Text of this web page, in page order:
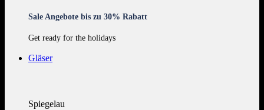
Sale Angebote bis zu 30% Rabatt
Get ready for the holidays
Gläser
Spiegelau